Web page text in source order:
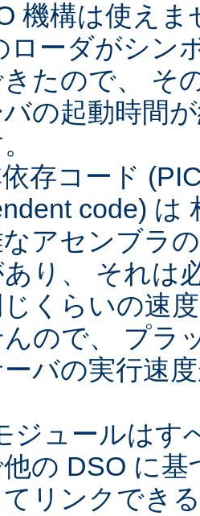
機構は使えま
ローダがシン
たので、 そ
バの起動時間
存コード
code) は
アセンブラ
り、 それは
くらいの速
んので、 プラ
バの実行速
ジュールはす
の DSO に
リンクでき